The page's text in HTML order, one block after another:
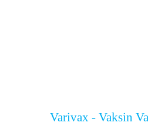
Varivax - Vaksin